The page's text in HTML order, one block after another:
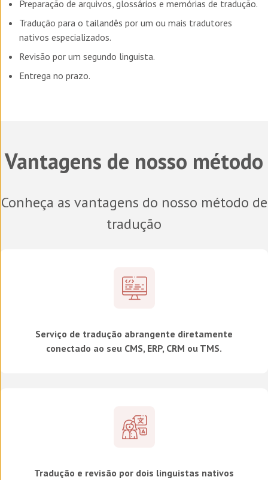
Preparação de arquivos, glossários e memórias de tradução.
Tradução para o tailandês por um ou mais tradutores
nativos especializados.
Revisão por um segundo linguista.
Entrega no prazo.
Vantagens de nosso método
Conheça as vantagens do nosso método de
tradução
Serviço de tradução abrangente diretamente
conectado ao seu CMS, ERP, CRM ou TMS.
Tradução e revisão por dois linguistas nativos